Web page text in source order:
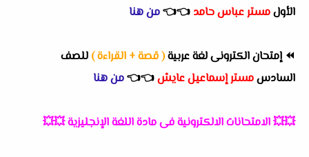
الأولمستر عباس حامد 👈
👈من هنا
⏪إمتحان الكترونى لغة عربية( قصة + القراءة ) للصف
السادسمستر إسماعيل عايش👈
👈من هنا
💥💥الامتحانات الالكترونية فى مادة اللغة الإنجليزية💥💥